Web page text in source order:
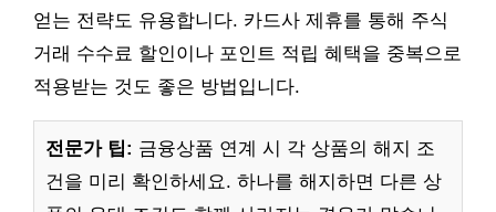
얻는 전략도 유용합니다. 카드사 제휴를 통해 주식
거래 수수료 할인이나 포인트 적립 혜택을 중복으로
적용받는 것도 좋은 방법입니다.
전문가 팁: 금융상품 연계 시 각 상품의 해지 조
건을 미리 확인하세요. 하나를 해지하면 다른 상